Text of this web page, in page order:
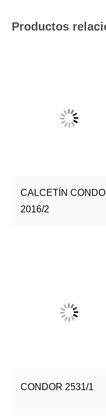
Productos
CALCETÍN
2016/2
CONDOR 2531/1